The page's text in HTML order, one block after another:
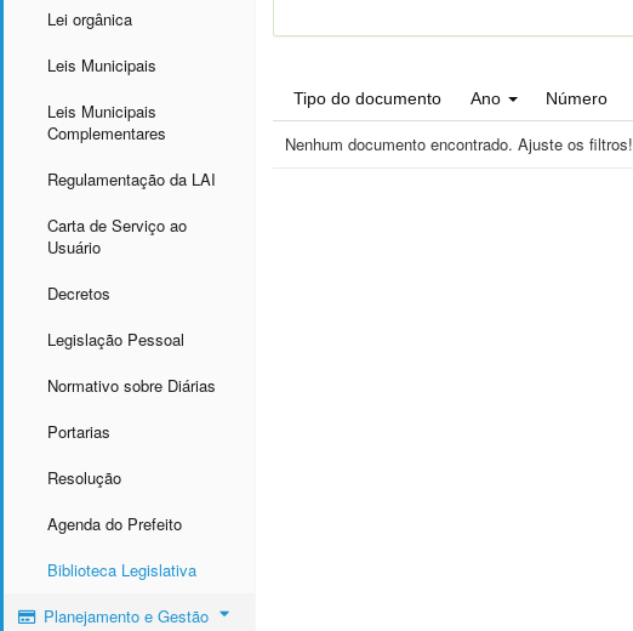
Lei orgânica
Leis Municipais
Leis Municipais
Complementares
Regulamentação da LAI
Carta de Serviço ao
Usuário
Decretos
Legislação Pessoal
Normativo sobre Diárias
Portarias
Resolução
Agenda do Prefeito
Biblioteca Legislativa
Planejamento e Gestão
Tipo do documento Ano Número
Nenhum documento encontrado. Ajuste os filtros!